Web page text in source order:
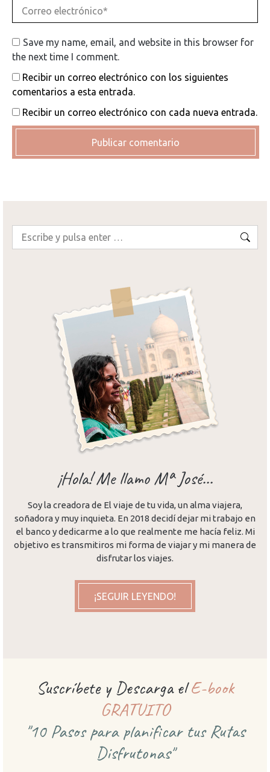
Correo electrónico *
Save my name, email, and website in this browser for
the next time I comment.
Recibir un correo electrónico con los siguientes
comentarios a esta entrada.
Recibir un correo electrónico con cada nueva entrada.
Publicar comentario
Buscar:
¡Hola! Me llamo Mª José...
Soy la creadora de El viaje de tu vida, un alma viajera,
soñadora y muy inquieta. En 2018 decidí dejar mi trabajo en
el banco y dedicarme a lo que realmente me hacía feliz. Mi
objetivo es transmitiros mi forma de viajar y mi manera de
disfrutar los viajes.
¡SEGUIR LEYENDO!
Suscríbete y Descarga elE-book
GRATUITO
"10 Pasos para planificar tus Rutas
Disfrutonas"